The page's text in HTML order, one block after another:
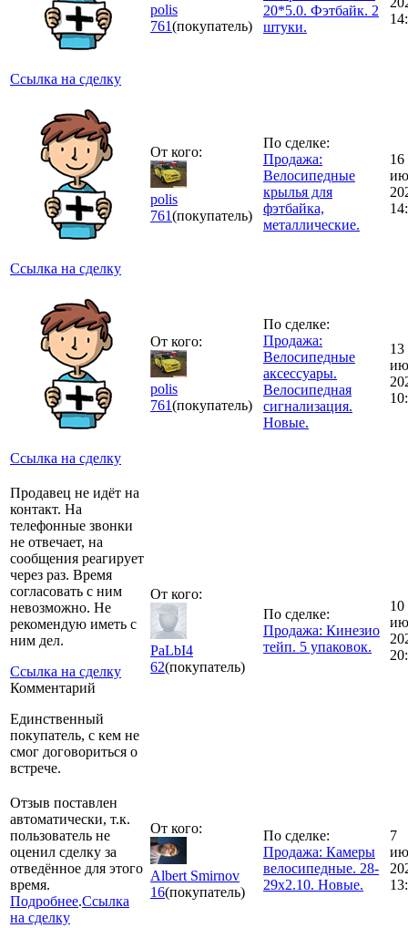
Ссылка на сделку
polis
761(покупатель)
20*5.0. Фэтбайк. 2
штуки.
Ссылка на сделку
От кого:
polis
761(покупатель)
По сделке:
Продажа:
Велосипедные
крылья для
фэтбайка,
металлические.
16
Ссылка на сделку
От кого:
polis
761(покупатель)
По сделке:
Продажа:
Велосипедные
аксессуары.
Велосипедная
сигнализация.
Новые.
13
Продавец не идёт на
контакт. На
телефонные звонки
не отвечает, на
сообщения реагирует
через раз. Время
согласовать с ним
невозможно. Не
рекомендую иметь с
ним дел.
Ссылка на сделку
Комментарий
Единственный
покупатель, с кем не
смог договориться о
встрече.
От кого:
PaLbI4
62(покупатель)
По сделке:
Продажа: Кинезио
тейп. 5 упаковок.
10
Отзыв поставлен
автоматически, т.к.
пользователь не
оценил сделку за
отведённое для этого
время.
Подробнее.Ссылка
на сделку
От кого:
Albert Smirnov
16(покупатель)
По сделке:
Продажа: Камеры
велосипедные. 28-
29x2.10. Новые.
7